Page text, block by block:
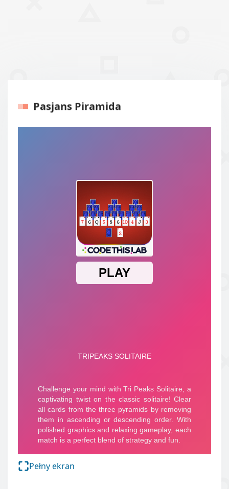
Pasjans Piramida
Pełny ekran